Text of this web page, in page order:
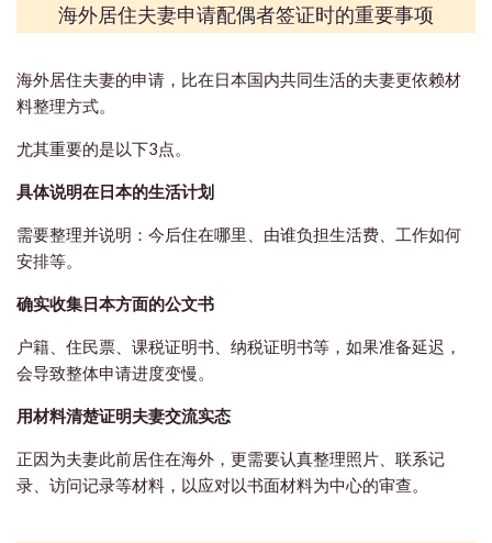
海外居住夫妻申请配偶者签证时的重要事项
海外居住夫妻的申请，比在日本国内共同生活的夫妻更依赖材
料整理方式。
尤其重要的是以下3点。
具体说明在日本的生活计划
需要整理并说明：今后住在哪里、由谁负担生活费、工作如何
安排等。
确实收集日本方面的公文书
户籍、住民票、课税证明书、纳税证明书等，如果准备延迟，
会导致整体申请进度变慢。
用材料清楚证明夫妻交流实态
正因为夫妻此前居住在海外，更需要认真整理照片、联系记
录、访问记录等材料，以应对以书面材料为中心的审查。